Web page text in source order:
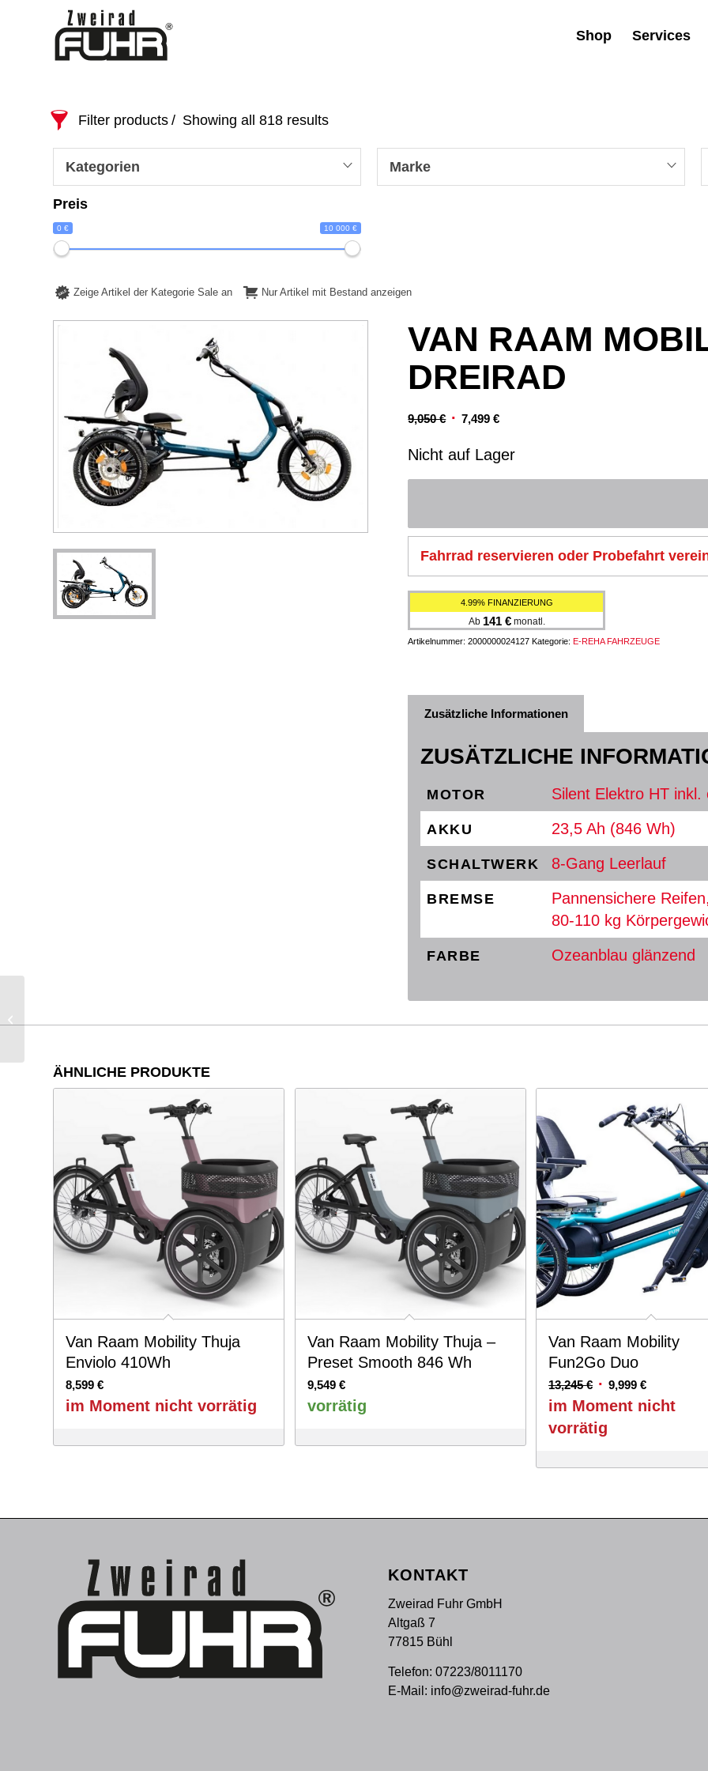
Shop Services
Filter products Showing all 818 results
Kategorien Marke
Preis
0 € 10 000 €
Zeige Artikel der Kategorie Sale an Nur Artikel mit Bestand anzeigen
VAN RAAM
DREIRAD
9,050€ Ursprünglicher
war:
7,499€Aktueller
ist:
Nicht auf Lager
Fahrrad reservieren oder Probefahrt
4.99% FINANZIERUNG
Ab 141 €monatl.
Artikelnummer:2000000024127 Kategorie:E-REHA FAHRZEUGE
Zusätzliche Informationen
ZUSÄTZLICHE
MOTOR Silent Elektro HT
AKKU 23,5 Ah (846 Wh)
SCHALTWERK 8-Gang Leerlauf
BREMSE
Pannensichere
80-110 kg
FARBE Ozeanblau glänzend
ÄHNLICHE PRODUKTE
Van Raam Mobility Thuja
Enviolo 410Wh
8,599 €
im Moment nicht vorrätig
Van Raam Mobility Thuja –
Preset Smooth 846 Wh
9,549 €
vorrätig
Van Raam Mobility
Fun2Go Duo
13,245€ Ursprünglicher
Preis
war:
13,245 €
9,999€Aktueller
Preis
im Moment nicht
vorrätig
KONTAKT
Zweirad Fuhr GmbH
Altgaß 7
77815 Bühl
Telefon: 07223/8011170
E-Mail: info@zweirad-fuhr.de
Pro 625